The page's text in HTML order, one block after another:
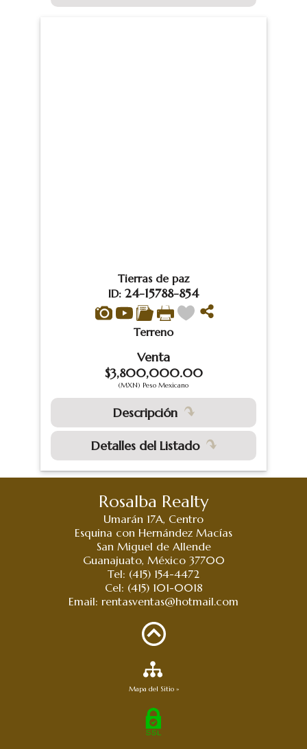
Tierras de paz
ID: 24-15788-854
Terreno
Venta
$3,800,000.00
(MXN) Peso Mexicano
Descripción
Detalles del Listado
Rosalba Realty
Umarán 17A, Centro
Esquina con Hernández Macías
San Miguel de Allende
Guanajuato, México 37700
Tel: (415) 154-4472
Cel: (415) 101-0018
Email: rentasventas@hotmail.com
Mapa del Sitio »